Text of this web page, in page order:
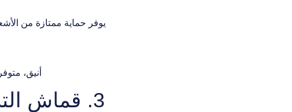
يوفر حماية ممتازة من
أنيق،
3. قماش التربولين (TARPAULIN)